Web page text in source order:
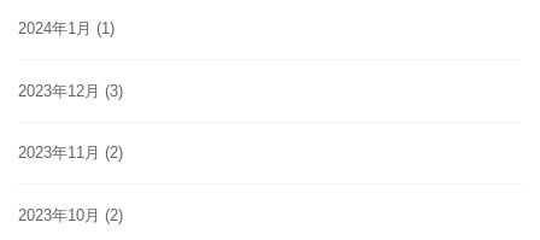
2024年1月 (1)
2023年12月 (3)
2023年11月 (2)
2023年10月 (2)